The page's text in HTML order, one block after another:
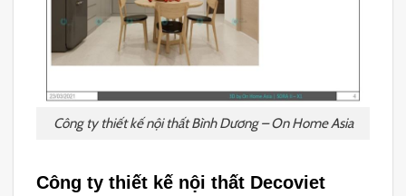
Công ty thiết kế nội thất Bình Dương – On Home Asia
Công ty thiết kế nội thất Decoviet